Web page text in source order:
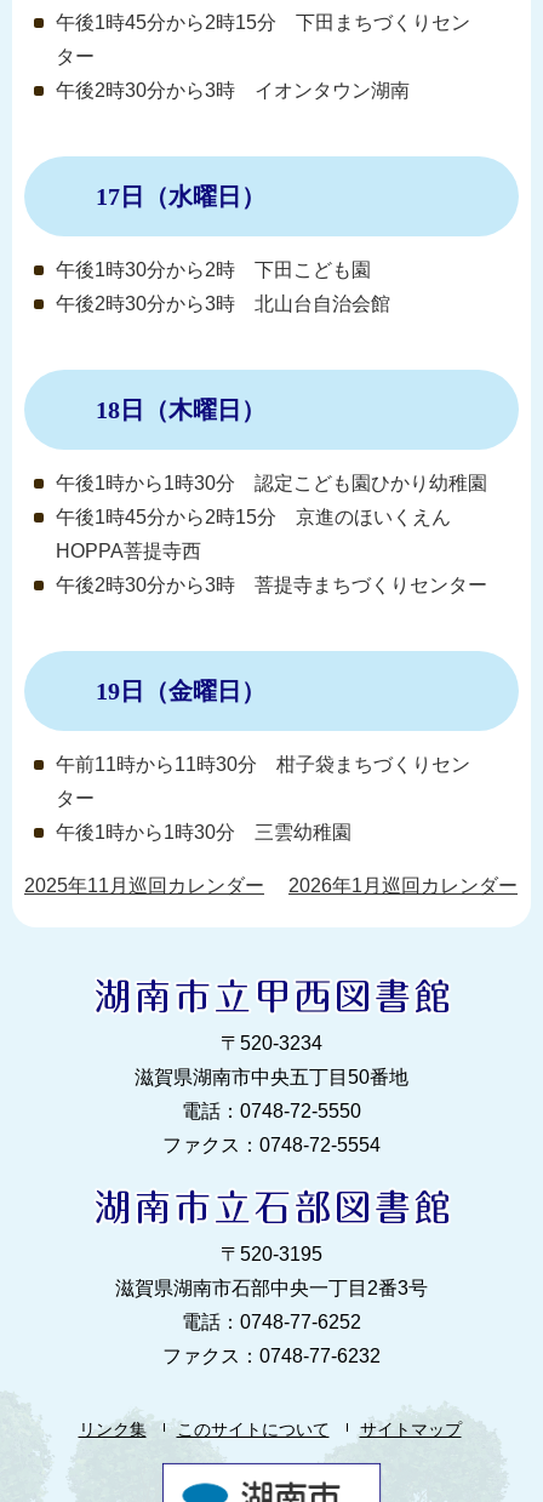
午後1時45分から2時15分 下田まちづくりセン
ター
午後2時30分から3時 イオンタウン湖南
17日（水曜日）
午後1時30分から2時 下田こども園
午後2時30分から3時 北山台自治会館
18日（木曜日）
午後1時から1時30分 認定こども園ひかり幼稚園
午後1時45分から2時15分 京進のほいくえん
HOPPA菩提寺西
午後2時30分から3時 菩提寺まちづくりセンター
19日（金曜日）
午前11時から11時30分 柑子袋まちづくりセン
ター
午後1時から1時30分 三雲幼稚園
2025年11月巡回カレンダー 2026年1月巡回カレンダー
〒520‐3234
滋賀県湖南市中央五丁目50番地
電話：0748‐72‐5550
ファクス：0748‐72‐5554
〒520‐3195
滋賀県湖南市石部中央一丁目2番3号
電話：0748‐77‐6252
ファクス：0748‐77‐6232
リンク集 このサイトについて サイトマップ